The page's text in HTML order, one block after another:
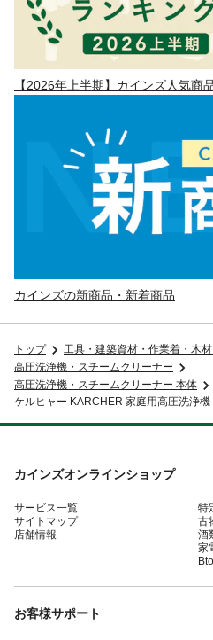
【2026年上半期】カインズ人気商
カインズの新商品・新着商品
トップ 工具・建築資材・作業着・木
高圧洗浄機・スチームクリーナー
高圧洗浄機・スチームクリーナー 本体
ケルヒャー KARCHER 家庭用高圧洗浄
カインズオンラインショップ
サービス一覧
サイトマップ
店舗情報
特
古
酒
家
お客様サポート